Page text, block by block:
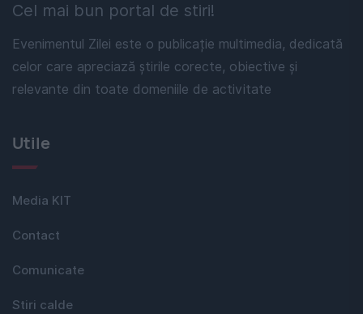
Cel mai bun portal de stiri!
Evenimentul Zilei este o publicație multimedia, dedicată
celor care apreciază știrile corecte, obiective și
relevante din toate domeniile de activitate
Utile
Media KIT
Contact
Comunicate
Stiri calde